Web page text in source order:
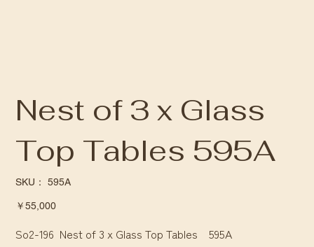
Nest of 3 x Glass
Top Tables 595A
SKU：
SKU：
595A
価
￥55,000
So2-196 Nest of 3 x Glass Top Tables 595A